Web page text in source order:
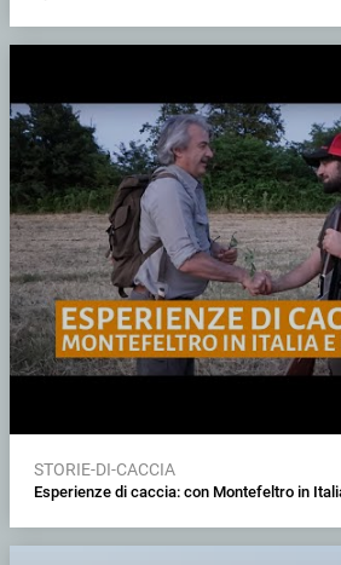
STORIE-DI-CACCIA
Esperienze di caccia: con Montefeltro in